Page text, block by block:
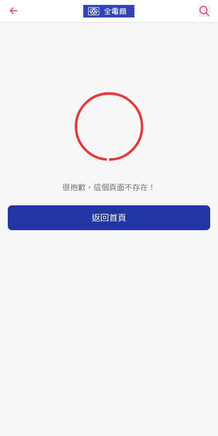
很抱歉，這個頁面不存在！
返回首頁